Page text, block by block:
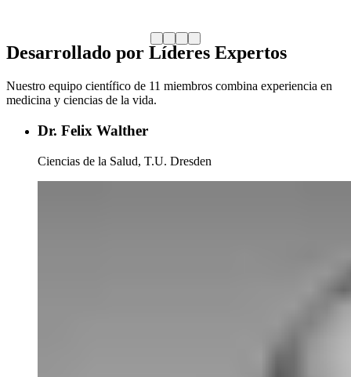
Desarrollado por Líderes Expertos
Nuestro equipo científico de 11 miembros combina experiencia en
medicina y ciencias de la vida.
Dr. Felix Walther
Ciencias de la Salud, T.U. Dresden